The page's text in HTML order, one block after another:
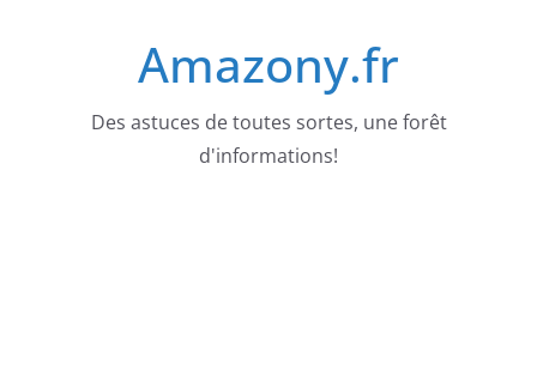
Amazony.fr
Des astuces de toutes sortes, une forêt
d'informations!